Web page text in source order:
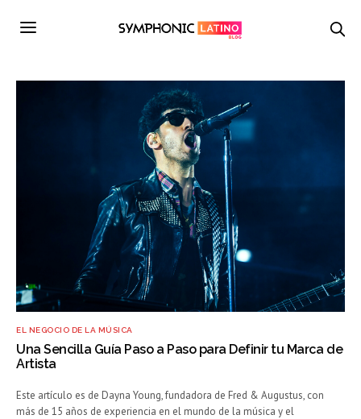
EL NEGOCIO DE LA MÚSICA
Una Sencilla Guía Paso a Paso para Definir tu Marca de
Artista
Este artículo es de Dayna Young, fundadora de Fred & Augustus, con
más de 15 años de experiencia en el mundo de la música y el